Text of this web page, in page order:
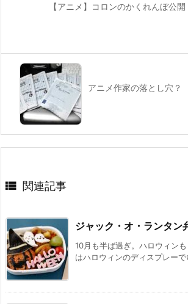
【アニメ】コロンのかくれんぼ公開
アニメ作家の落とし穴？
 関連記事
ジャック・オ・ランタン
10月も半ば過ぎ。ハロウィン
はハロウィンのディスプレー